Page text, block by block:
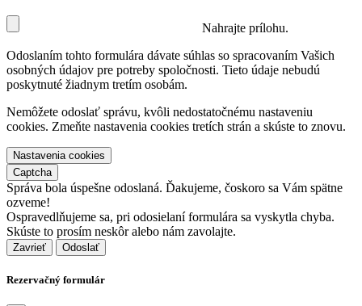
Nahrajte prílohu.
Odoslaním tohto formulára dávate súhlas so spracovaním Vašich
osobných údajov pre potreby spoločnosti. Tieto údaje nebudú
poskytnuté žiadnym tretím osobám.
Nemôžete odoslať správu, kvôli nedostatočnému nastaveniu
cookies. Zmeňte nastavenia cookies tretích strán a skúste to znovu.
Nastavenia cookies
Captcha
Správa bola úspešne odoslaná. Ďakujeme, čoskoro sa Vám spätne
ozveme!
Ospravedlňujeme sa, pri odosielaní formulára sa vyskytla chyba.
Skúste to prosím neskôr alebo nám zavolajte.
Zavrieť
Rezervačný formulár